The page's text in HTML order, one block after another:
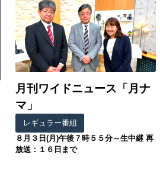
月刊ワイドニュース「月ナ
マ」
レギュラー番組
８月３日(月)午後７時５５分～生中継 再
放送：１６日まで